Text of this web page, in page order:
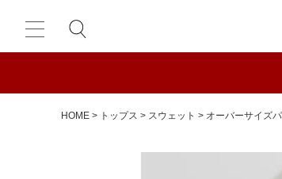
HOME トップス スウェット オーバーサイズ